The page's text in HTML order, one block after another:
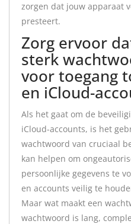
zorgen dat jouw apparaat
presteert.
Zorg ervoor
sterk
voor toegang
en iCloud-
Als het gaat om de
iCloud-accounts, is het
wachtwoord van cruciaal
kan helpen om
persoonlijke gegevens te
en accounts veilig te
Maar wat maakt een
wachtwoord is lang,